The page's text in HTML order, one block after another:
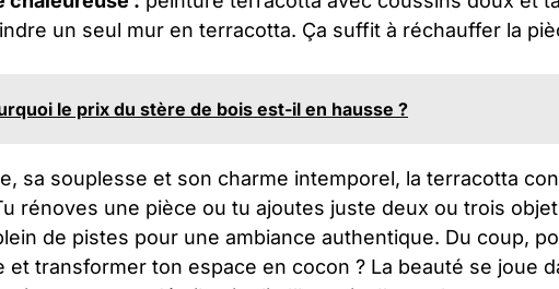
un seul mur en terracotta. Ça suffit à réchauffer la
le prix du stère de bois est-il en hausse ?
sa souplesse et son charme intemporel, la terracotta
rénoves une pièce ou tu ajoutes juste deux ou trois
de pistes pour une ambiance authentique. Du coup,
et transformer ton espace en cocon ? La beauté se joue